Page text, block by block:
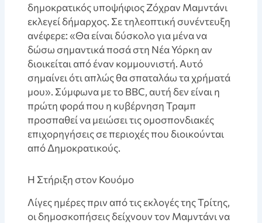
δημοκρατικός υποψήφιος Ζόχραν Μαμντάνι
εκλεγεί δήμαρχος. Σε τηλεοπτική συνέντευξη
ανέφερε: «Θα είναι δύσκολο για μένα να
δώσω σημαντικά ποσά στη Νέα Υόρκη αν
διοικείται από έναν κομμουνιστή. Αυτό
σημαίνει ότι απλώς θα σπαταλάω τα χρήματά
μου». Σύμφωνα με το BBC, αυτή δεν είναι η
πρώτη φορά που η κυβέρνηση Τραμπ
προσπαθεί να μειώσει τις ομοσπονδιακές
επιχορηγήσεις σε περιοχές που διοικούνται
από Δημοκρατικούς.
Η Στήριξη στον Κουόμο
Λίγες ημέρες πριν από τις εκλογές της Τρίτης,
οι δημοσκοπήσεις δείχνουν τον Μαμντάνι να